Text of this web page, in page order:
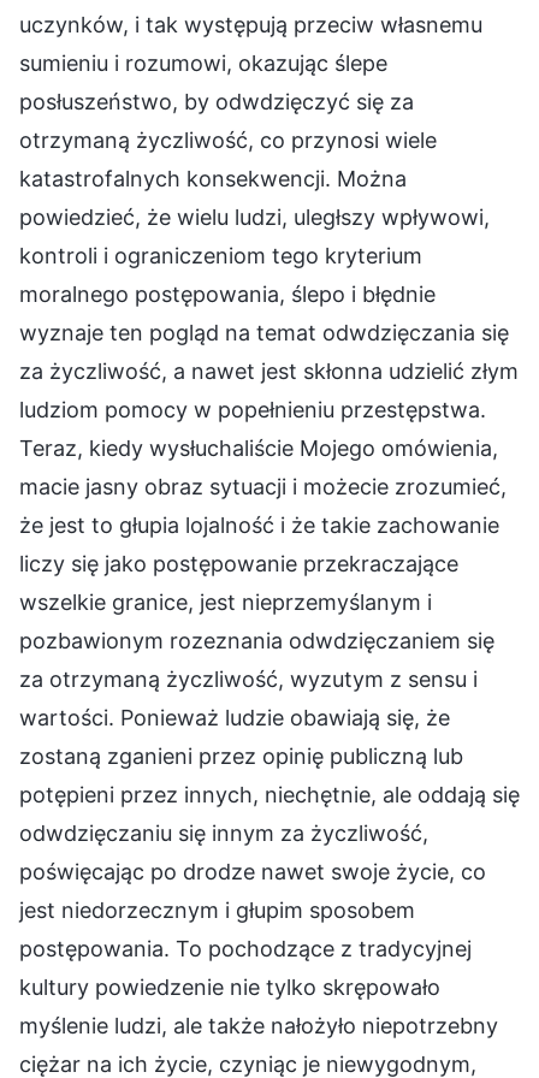
uczynków, i tak występują przeciw własnemu
sumieniu i rozumowi, okazując ślepe
posłuszeństwo, by odwdzięczyć się za
otrzymaną życzliwość, co przynosi wiele
katastrofalnych konsekwencji. Można
powiedzieć, że wielu ludzi, uległszy wpływowi,
kontroli i ograniczeniom tego kryterium
moralnego postępowania, ślepo i błędnie
wyznaje ten pogląd na temat odwdzięczania się
za życzliwość, a nawet jest skłonna udzielić złym
ludziom pomocy w popełnieniu przestępstwa.
Teraz, kiedy wysłuchaliście Mojego omówienia,
macie jasny obraz sytuacji i możecie zrozumieć,
że jest to głupia lojalność i że takie zachowanie
liczy się jako postępowanie przekraczające
wszelkie granice, jest nieprzemyślanym i
pozbawionym rozeznania odwdzięczaniem się
za otrzymaną życzliwość, wyzutym z sensu i
wartości. Ponieważ ludzie obawiają się, że
zostaną zganieni przez opinię publiczną lub
potępieni przez innych, niechętnie, ale oddają się
odwdzięczaniu się innym za życzliwość,
poświęcając po drodze nawet swoje życie, co
jest niedorzecznym i głupim sposobem
postępowania. To pochodzące z tradycyjnej
kultury powiedzenie nie tylko skrępowało
myślenie ludzi, ale także nałożyło niepotrzebny
ciężar na ich życie, czyniąc je niewygodnym,